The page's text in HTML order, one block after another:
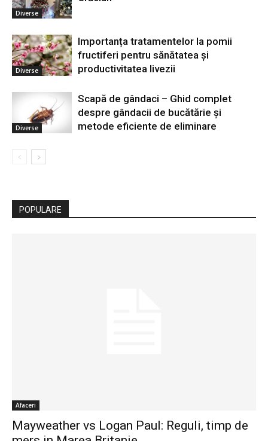
Diverse
Diverse
Importanța tratamentelor la pomii
fructiferi pentru sănătatea și
productivitatea livezii
Diverse
Scapă de gândaci – Ghid complet
despre gândacii de bucătărie și
metode eficiente de eliminare
POPULARE
Afaceri
Mayweather vs Logan Paul: Reguli, timp de